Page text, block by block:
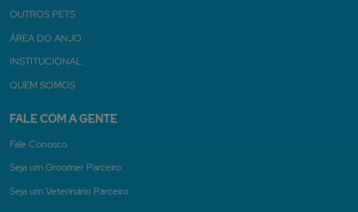
OUTROS PETS
ÁREA DO ANJO
INSTITUCIONAL
QUEM SOMOS
FALE COM A GENTE
Fale Conosco
Seja um Groomer Parceiro
Seja um Veterinário Parceiro